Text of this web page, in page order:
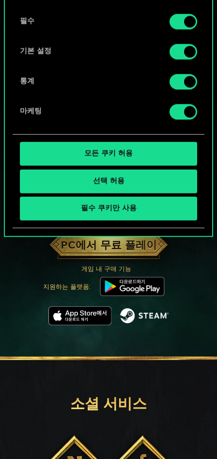
쿠키 사용에 관한 세부 사항이나 관련 설정은 아래의
필수
기본 설정
통계
마케팅
모든 쿠키 허용
선택 허용
필수 쿠키만 사용
궨트 한 판 어떠신가요?
PC에서 무료 플레이
게임 내 구매 기능
지원하는 플랫폼:
소셜 서비스